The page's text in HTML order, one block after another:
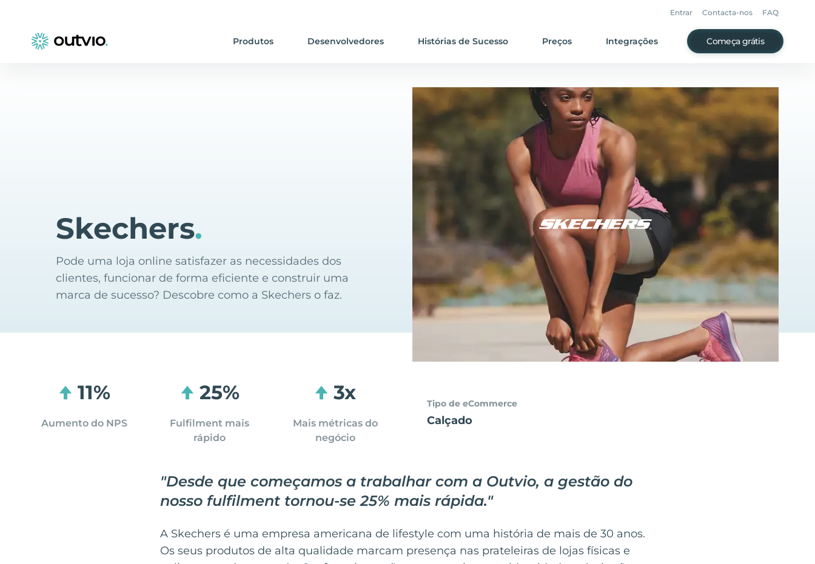
Entrar Contacta-nos FAQ
Produtos Desenvolvedores Histórias de Sucesso Preços Integrações Começa grátis
Skechers.
Pode uma loja online satisfazer as necessidades dos
clientes, funcionar de forma eficiente e construir uma
marca de sucesso? Descobre como a Skechers o faz.
Tipo de eCommerce
Calçado
11%
Aumento do NPS
25%
Fulfilment mais
rápido
3x
Mais métricas do
negócio
"Desde que começamos a trabalhar com a Outvio, a gestão do
nosso fulfilment tornou-se 25% mais rápida."
A Skechers é uma empresa americana de lifestyle com uma história de mais de 30 anos.
Os seus produtos de alta qualidade marcam presença nas prateleiras de lojas físicas e